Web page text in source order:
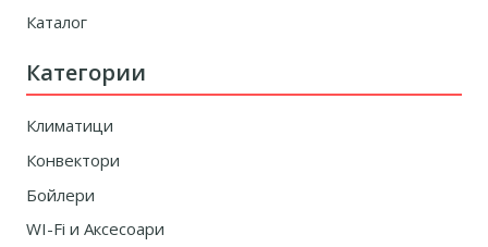
Каталог
Категории
Климатици
Конвектори
Бойлери
WI-Fi и Аксесоари